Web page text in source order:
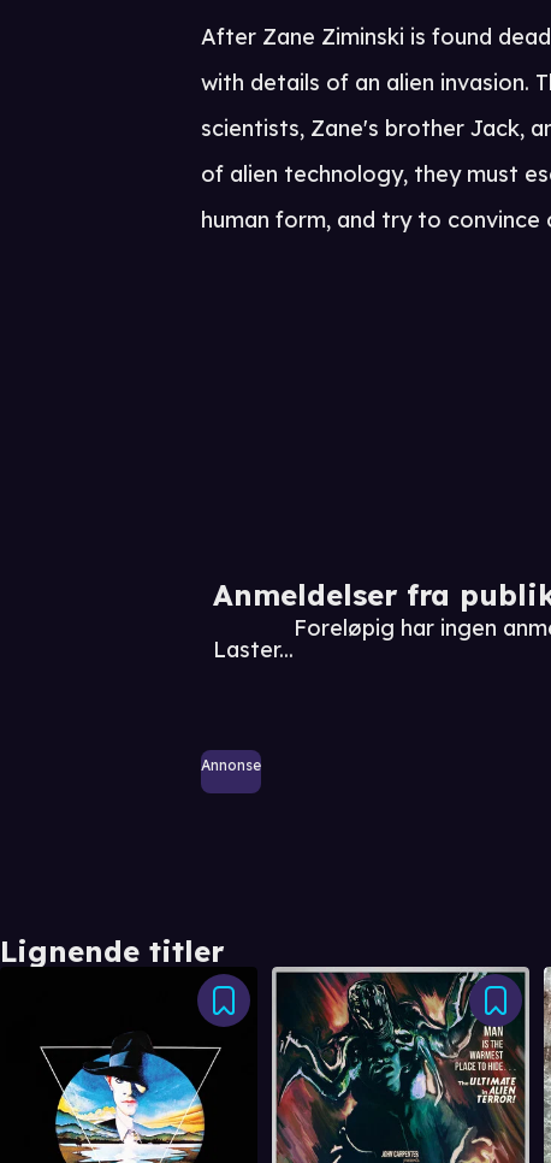
Anmeldelser fra
Laster...
Foreløpig har ingen
Annonse
After Zane Ziminski is found
with details of an alien invasion.
scientists, Zane's brother Jack,
of alien technology, they must
human form, and try to
Lignende titler